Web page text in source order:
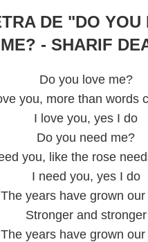
DE "DO YOU
ME? - SHARIF
Do you love me?
you, more than words
I love you, yes I do
Do you need me?
you, like the rose
I need you, yes I do
The years have grown our
Stronger and stronger
The years have grown our